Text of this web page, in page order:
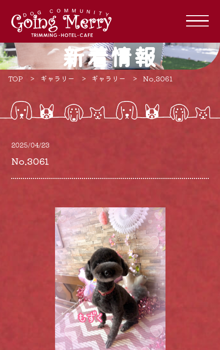
新着情報
TOP ギャラリー ギャラリー No.3061
2025/04/23
No.3061